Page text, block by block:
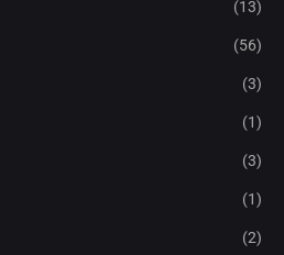
(13)
(56)
(3)
(1)
(3)
(1)
(2)